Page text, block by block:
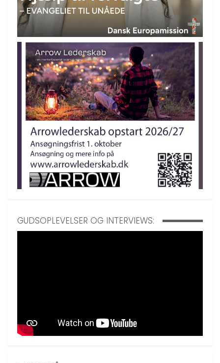
GUDSOPLEVELSER OG INTERVIEWS: